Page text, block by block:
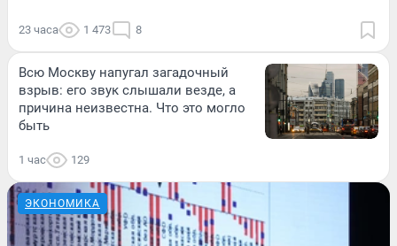
23 часа 1 473 8
Всю Москву напугал загадочный
взрыв: его звук слышали везде, а
причина неизвестна. Что это могло
быть
1 час 129
ЭКОНОМИКА